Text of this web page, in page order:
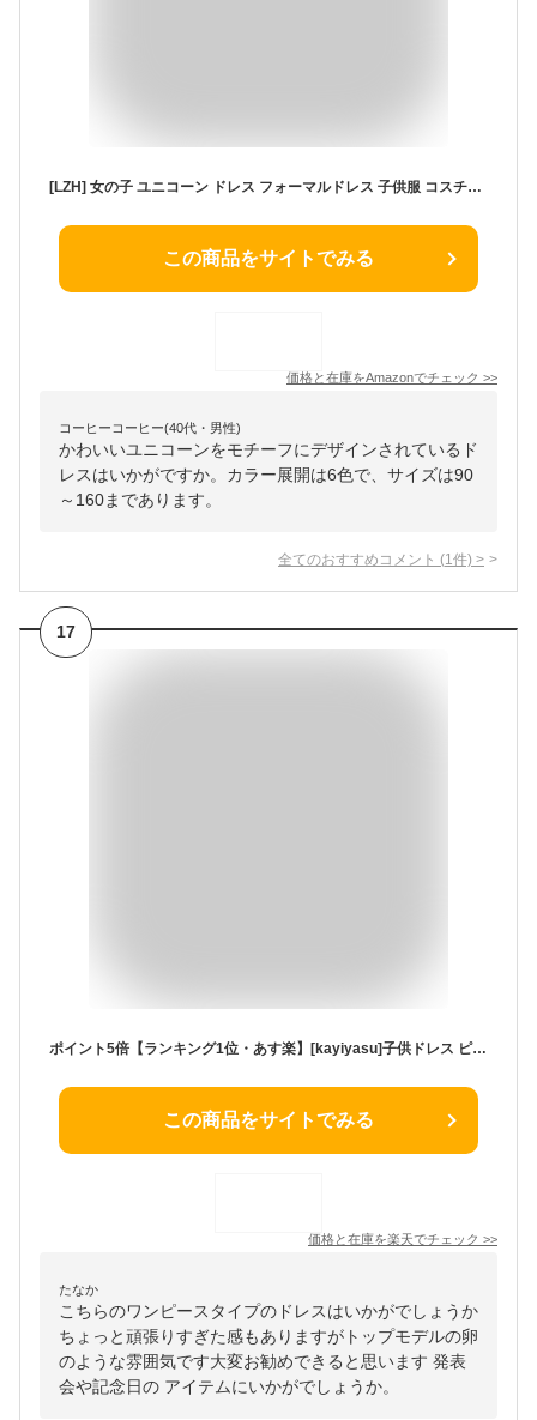
[LZH] 女の子 ユニコーン ドレス フォーマルドレス 子供服 コスチューム ワンピース 2点セット 変装 ピアノ発表会 演奏会 結婚式 七五三 結婚式演出衣装 カチューシャ付き
この商品をサイトでみる
価格と在庫をAmazonでチェック >>
コーヒーコーヒー(40代・男性)
かわいいユニコーンをモチーフにデザインされているド
レスはいかがですか。カラー展開は6色で、サイズは90
～160まであります。
全てのおすすめコメント (1 件) >
17
ポイント5倍【ランキング1位・あす楽】[kayiyasu]子供ドレス ピアノ発表会 キッズ 120-170CM 刺繍 花柄 フォーマルドレス 七五三 ワンピース ロングドレス パーティードレス プリンセスドレス ウエディングドレス 誕生日 入園式 卒業式 演奏会
この商品をサイトでみる
価格と在庫を楽天でチェック >>
たなか
こちらのワンピースタイプのドレスはいかがでしょうか
ちょっと頑張りすぎた感もありますがトップモデルの卵
のような雰囲気です大変お勧めできると思います 発表
会や記念日の アイテムにいかがでしょうか。